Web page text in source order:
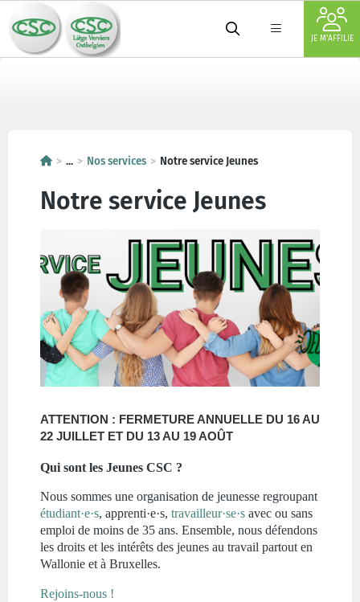
JE M'AFFILIE
... Nos services Notre service Jeunes
Notre service Jeunes
ATTENTION : FERMETURE ANNUELLE DU 16 AU
22 JUILLET ET DU 13 AU 19 AOÛT
Qui sont les Jeunes CSC ?
Nous sommes une organisation de jeunesse regroupant
étudiant·e·s, apprenti·e·s, travailleur·se·s avec ou sans
emploi de moins de 35 ans. Ensemble, nous défendons
les droits et les intérêts des jeunes au travail partout en
Wallonie et à Bruxelles.
Rejoins-nous !